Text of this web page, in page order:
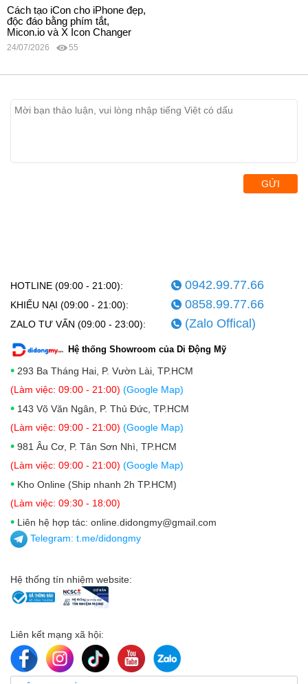
Cách tạo iCon cho iPhone đẹp,
độc đáo bằng phím tắt,
Micon.io và X Icon Changer
24/07/2026 55
GỬI
HOTLINE (09:00 - 21:00): 0942.99.77.66
KHIẾU NẠI (09:00 - 21:00): 0858.99.77.66
ZALO TƯ VẤN (09:00 - 23:00): (Zalo Offical)
Hệ thống Showroom của Di Động Mỹ
• 293 Ba Tháng Hai, P. Vườn Lài, TP.HCM
(Làm việc: 09:00 - 21:00) (Google Map)
• 143 Võ Văn Ngân, P. Thủ Đức, TP.HCM
(Làm việc: 09:00 - 21:00) (Google Map)
• 981 Âu Cơ, P. Tân Sơn Nhì, TP.HCM
(Làm việc: 09:00 - 21:00) (Google Map)
• Kho Online (Ship nhanh 2h TP.HCM)
(Làm việc: 09:30 - 18:00)
• Liên hệ hợp tác: online.didongmy@gmail.com
Telegram: t.me/didongmy
Hệ thống tín nhiệm website:
Liên kết mạng xã hội: